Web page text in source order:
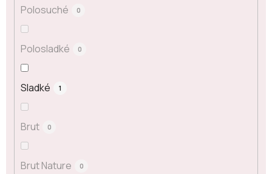
Polosuché 0
Polosladké 0
Sladké 1
Brut 0
Brut Nature 0